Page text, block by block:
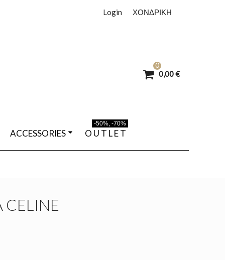
ΧΟΝΔΡΙΚΗ
Login
0
0,00 €
ACCESSORIES O U T L E T
-50%, -70%